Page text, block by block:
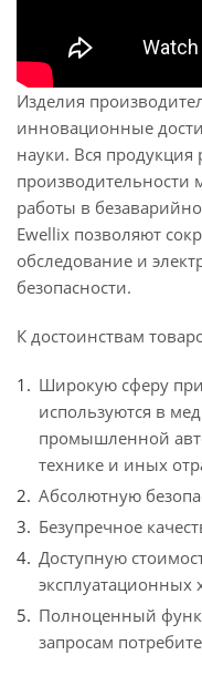
Изделия
инновационные
науки. Вся
работы в
Ewellix позволяют
обследование и
безопасности.
К достоинствам
Широкую сферу
используются в
промышленной
технике и иных
Абсолютную
Безупречное
Доступную
эксплуатационных
Полноценный
запросам